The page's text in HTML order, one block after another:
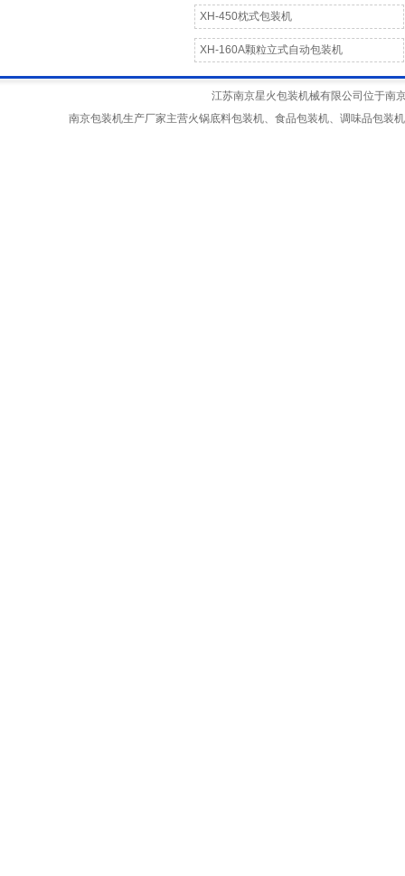
XH-450枕式包装机
XH-160A颗粒立式自动包装机
江苏南京星火包装机械有限公司位于
南京包装机生产厂家主营火锅底料包装机、食品包装机、调味品包装